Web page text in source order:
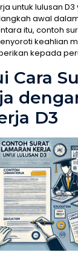
untuk lulusan
awal
itu, contoh
keahlian
kepada
Cara
D3